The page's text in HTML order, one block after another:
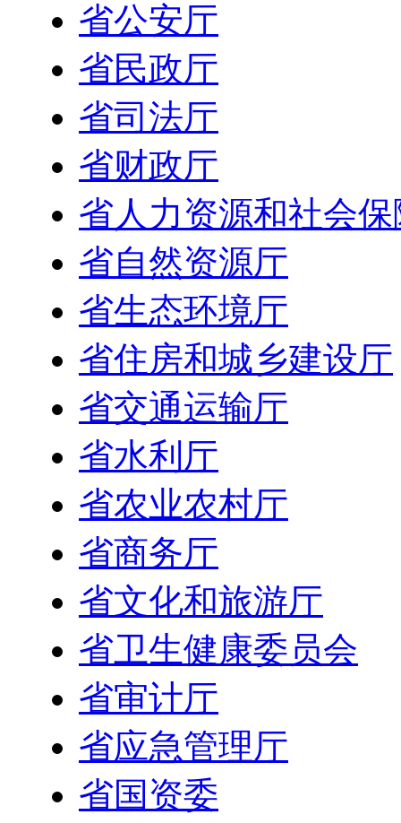
省公安厅
省民政厅
省司法厅
省财政厅
省人力资源和社会
省自然资源厅
省生态环境厅
省住房和城乡建设厅
省交通运输厅
省水利厅
省农业农村厅
省商务厅
省文化和旅游厅
省卫生健康委员会
省审计厅
省应急管理厅
省国资委